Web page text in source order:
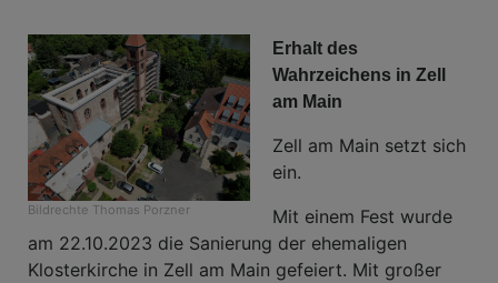
Bildrechte Thomas Porzner
Erhalt des
Wahrzeichens in Zell
am Main
Zell am Main setzt sich
ein.
Mit einem Fest wurde
am 22.10.2023 die Sanierung der ehemaligen
Klosterkirche in Zell am Main gefeiert. Mit großer